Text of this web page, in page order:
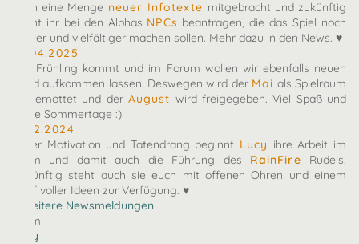
euch eine Menge neuer Infotexte mitgebracht und zukünftig
könnt ihr bei den Alphas NPCs beantragen, die das Spiel noch
bunter und vielfältiger machen sollen. Mehr dazu in den News. ♥
27.04.2025
Der Frühling kommt und im Forum wollen wir ebenfalls neuen
Wind aufkommen lassen. Deswegen wird der Mai als Spielraum
eingemottet und derAugust wird freigegeben. Viel Spaß und
heiße Sommertage :)
07.12.2024
Voller Motivation und Tatendrang beginnt Lucy ihre Arbeit im
Team und damit auch die Führung des RainFire Rudels.
Zukünftig steht auch sie euch mit offenen Ohren und einem
Kopf voller Ideen zur Verfügung. ♥
» Weitere Newsmeldungen
Team
arby